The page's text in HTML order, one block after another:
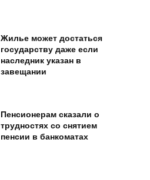
Жилье может достаться
государству даже если
наследник указан в
завещании
Пенсионерам сказали о
трудностях со снятием
пенсии в банкоматах